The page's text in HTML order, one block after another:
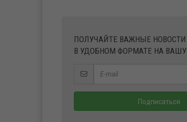
ПОЛУЧАЙТЕ ВАЖНЫЕ
В УДОБНОМ ФОРМАТЕ НА